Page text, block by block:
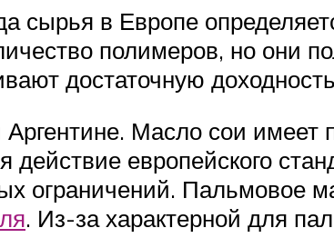
в Европе
полимеров, но они
достаточную
Масло сои имеет
европейского
ограничений. Пальмовое
. Из-за характерной для